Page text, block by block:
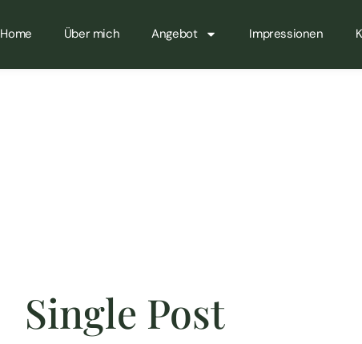
Home Über mich Angebot Impressionen
Single Post